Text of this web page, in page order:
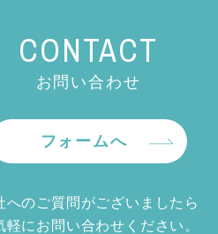
CONTACT
お問い合わせ
フォームへ
へのご質問がございましたら
軽にお問い合わせください。